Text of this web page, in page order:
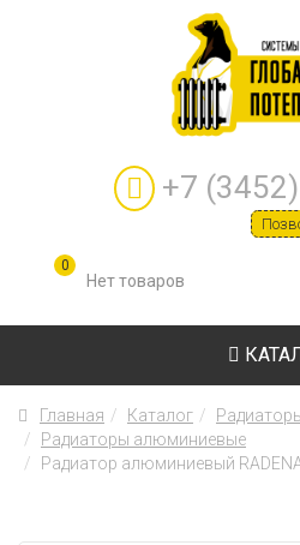
+7 (3452)
0
Главная Каталог
Радиаторы алюминиевые
Радиатор алюминиевый